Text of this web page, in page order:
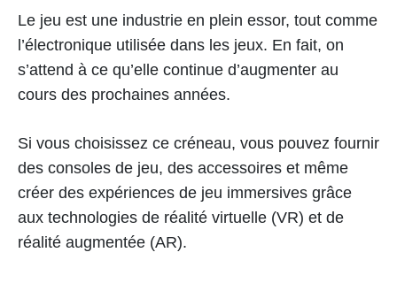
Le jeu est une industrie en plein essor, tout comme
l’électronique utilisée dans les jeux. En fait, on
s’attend à ce qu’elle continue d’augmenter au
cours des prochaines années.
Si vous choisissez ce créneau, vous pouvez fournir
des consoles de jeu, des accessoires et même
créer des expériences de jeu immersives grâce
aux technologies de réalité virtuelle (VR) et de
réalité augmentée (AR).